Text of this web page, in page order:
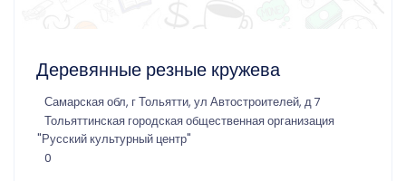
Деревянные резные кружева
Самарская обл, г Тольятти, ул Автостроителей, д 7
Тольяттинская городская общественная организация
"Русский культурный центр"
0